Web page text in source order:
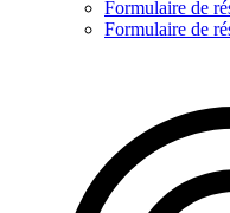
Formulaire de
Formulaire de